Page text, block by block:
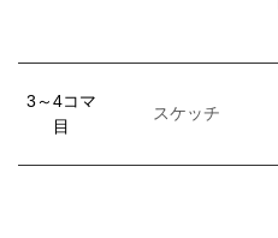
3～4コマ
目
スケッチ